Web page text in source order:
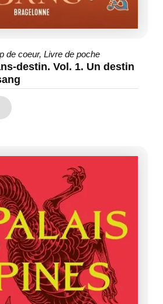
de coeur, Livre de poche
destin. Vol. 1. Un destin